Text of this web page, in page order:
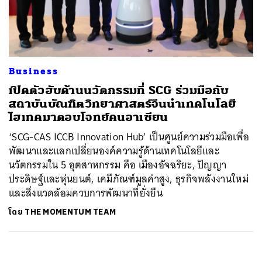
Business
เปิดตัวฮับด้านนวัตกรรมที่ SCG ร่วมมือกับ
สถาบันบัณฑิตวิทยาศาสตร์จีนนำเทคโนโลยี
ไฮเทคมาตอบโจทย์คนอาเซียน
‘SCG-CAS ICCB Innovation Hub’ เป็นศูนย์ความร่วมมือเพื่อ
พัฒนาและแลกเปลี่ยนองค์ความรู้ด้านเทคโนโลยีและ
นวัตกรรมใน 5 อุตสาหกรรม คือ เมืองอัจฉริยะ, ปัญญา
ประดิษฐ์และหุ่นยนต์, เคมีภัณฑ์มูลค่าสูง, ธุรกิจพลังงานใหม่
และสิ่งแวดล้อมควบการพัฒนาที่ยั่งยืน
โดย THE MOMENTUM TEAM
ค้นหา